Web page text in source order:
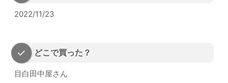
2022/11/23
どこで買った？
目白田中屋さん